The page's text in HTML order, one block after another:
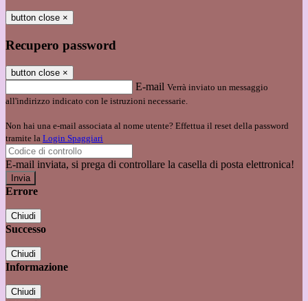
button close ×
Recupero password
button close ×
E-mail Verrà inviato un messaggio
all'indirizzo indicato con le istruzioni necessarie.
Non hai una e-mail associata al nome utente? Effettua il reset della password
tramite la Login Spaggiari
E-mail inviata, si prega di controllare la casella di posta elettronica!
Errore
Chiudi
Successo
Chiudi
Informazione
Chiudi